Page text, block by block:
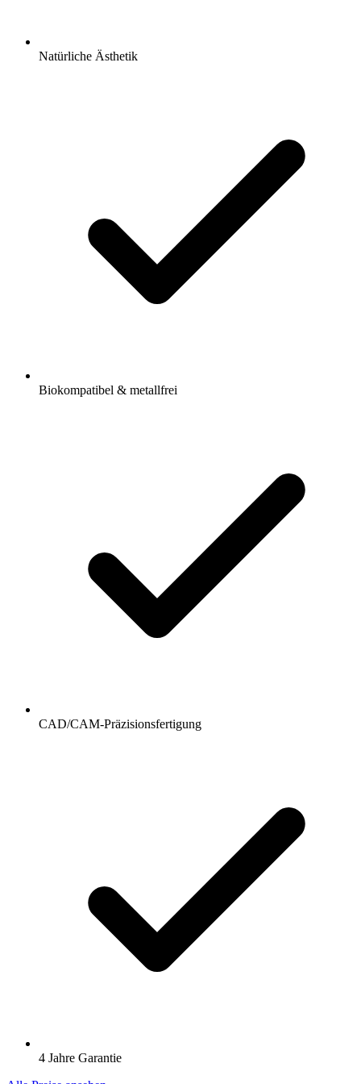
Natürliche Ästhetik
Biokompatibel & metallfrei
CAD/CAM-Präzisionsfertigung
4 Jahre Garantie